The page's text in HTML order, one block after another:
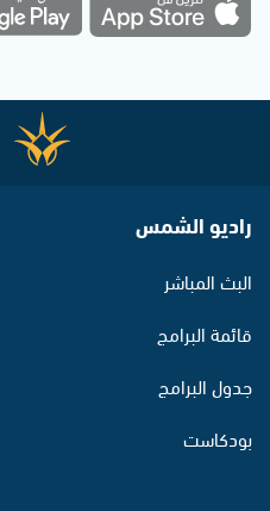
راديو الشمس
البث المباشر
قائمة البرامج
جدول البرامج
بودكاست